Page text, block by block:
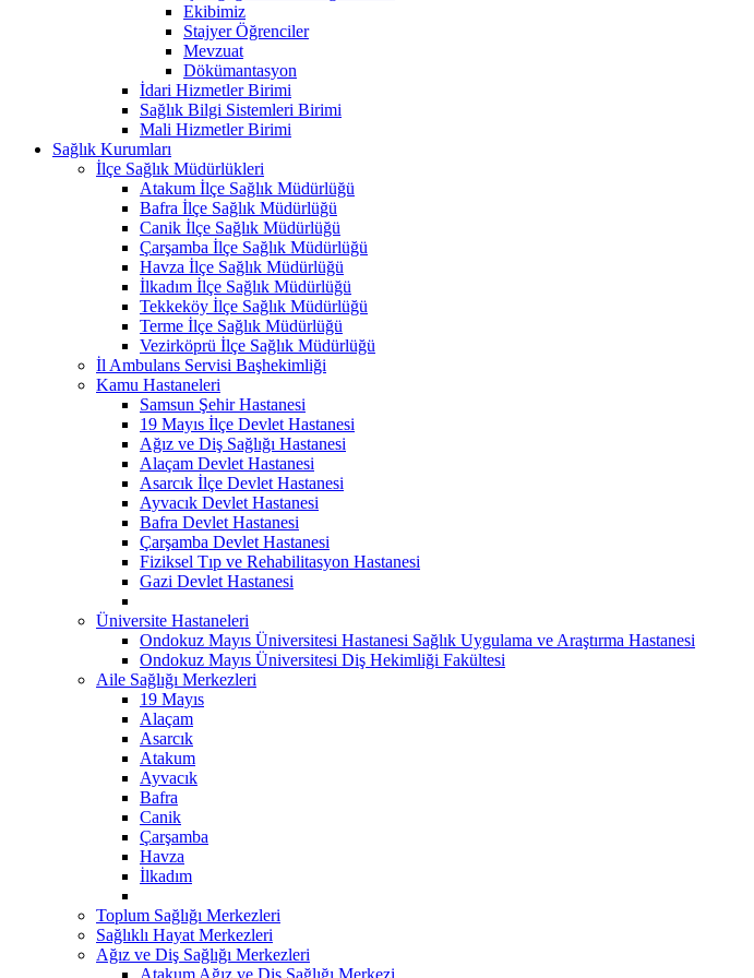
Ekibimiz
Stajyer Öğrenciler
Mevzuat
Dökümantasyon
İdari Hizmetler Birimi
Sağlık Bilgi Sistemleri Birimi
Mali Hizmetler Birimi
Sağlık Kurumları
İlçe Sağlık Müdürlükleri
Atakum İlçe Sağlık Müdürlüğü
Bafra İlçe Sağlık Müdürlüğü
Canik İlçe Sağlık Müdürlüğü
Çarşamba İlçe Sağlık Müdürlüğü
Havza İlçe Sağlık Müdürlüğü
İlkadım İlçe Sağlık Müdürlüğü
Tekkeköy İlçe Sağlık Müdürlüğü
Terme İlçe Sağlık Müdürlüğü
Vezirköprü İlçe Sağlık Müdürlüğü
İl Ambulans Servisi Başhekimliği
Kamu Hastaneleri
Samsun Şehir Hastanesi
19 Mayıs İlçe Devlet Hastanesi
Ağız ve Diş Sağlığı Hastanesi
Alaçam Devlet Hastanesi
Asarcık İlçe Devlet Hastanesi
Ayvacık Devlet Hastanesi
Bafra Devlet Hastanesi
Çarşamba Devlet Hastanesi
Fiziksel Tıp ve Rehabilitasyon Hastanesi
Gazi Devlet Hastanesi
Üniversite Hastaneleri
Ondokuz Mayıs Üniversitesi Hastanesi Sağlık Uygulama ve Araştırma Hastanesi
Ondokuz Mayıs Üniversitesi Diş Hekimliği Fakültesi
Aile Sağlığı Merkezleri
19 Mayıs
Alaçam
Asarcık
Atakum
Ayvacık
Bafra
Canik
Çarşamba
Havza
İlkadım
Toplum Sağlığı Merkezleri
Sağlıklı Hayat Merkezleri
Ağız ve Diş Sağlığı Merkezleri
Atakum Ağız ve Diş Sağlığı Merkezi